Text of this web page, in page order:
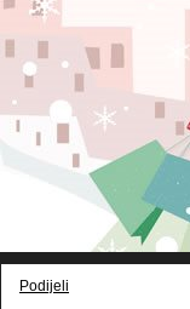
Podijeli